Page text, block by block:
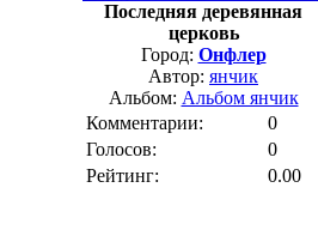
Последняя деревянная
церковь
Город: Онфлер
Автор: янчик
Альбом: Альбом янчик
Комментарии:
0
Голосов:
0
Рейтинг:
0.00